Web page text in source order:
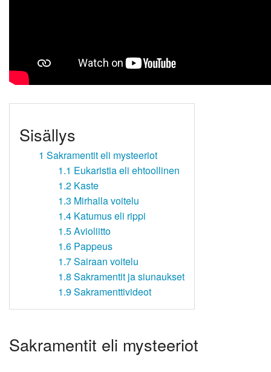
Sisällys
1 Sakramentit eli mysteeriot
1.1 Eukaristia eli ehtoollinen
1.2 Kaste
1.3 Mirhalla voitelu
1.4 Katumus eli rippi
1.5Avioliitto
1.6 Pappeus
1.7Sairaan voitelu
1.8 Sakramentit ja siunaukset
1.9Sakramenttivideot
Sakramentit eli mysteeriot